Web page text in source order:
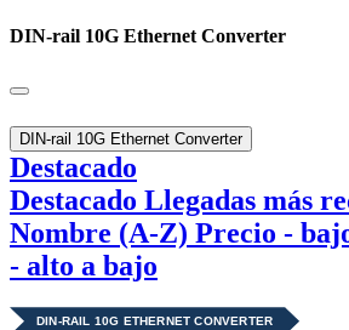
DIN-rail 10G Ethernet Converter
DIN-rail 10G Ethernet Converter
Destacado
Destacado Llegadas más
Nombre (A-Z) Precio -
- alto a bajo
DIN-RAIL 10G ETHERNET CONVERTER